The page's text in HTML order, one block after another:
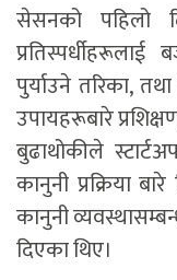
सेसनको पहिलो
प्रतिस्पर्धीहरूलाई
पुर्याउने तरिका,
उपायहरूबारे
बुढाथोकीले
कानुनी प्रक्रिया
कानुनी
दिएका थिए।